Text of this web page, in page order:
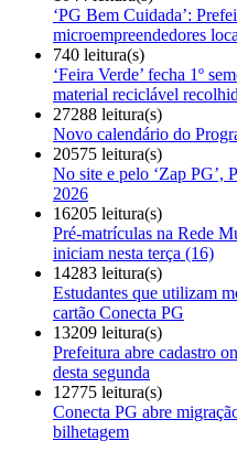
‘PG Bem Cuidada’:
microempreendedores
740 leitura(s)
‘Feira Verde’ fecha 1º
material reciclável
27288 leitura(s)
Novo calendário do
20575 leitura(s)
No site e pelo ‘Zap PG’,
2026
16205 leitura(s)
Pré-matrículas na Rede
iniciam nesta terça (16)
14283 leitura(s)
Estudantes que utilizam
cartão Conecta PG
13209 leitura(s)
Prefeitura abre cadastro
desta segunda
12775 leitura(s)
Conecta PG abre
bilhetagem